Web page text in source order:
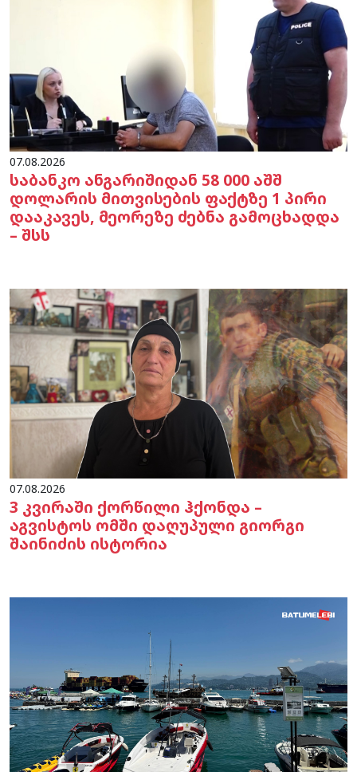
07.08.2026
საბანკო ანგარიშიდან 58 000 აშშ
დოლარის მითვისების ფაქტზე 1 პირი
დააკავეს, მეორეზე ძებნა გამოცხადდა
– შსს
07.08.2026
3 კვირაში ქორწილი ჰქონდა –
აგვისტოს ომში დაღუპული გიორგი
შაინიძის ისტორია